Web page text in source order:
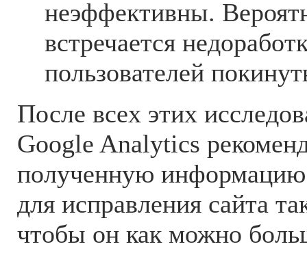
неэффективны.
встречается
пользователей
После всех этих
Google Analytics
полученную информацию
для исправления сайта
чтобы он как можно